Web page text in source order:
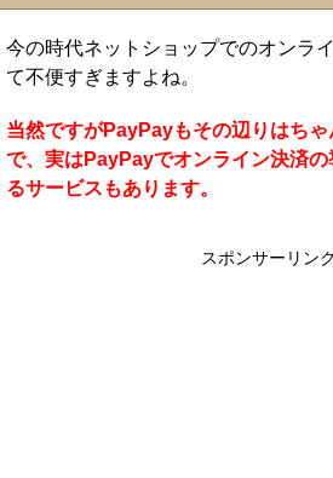
今の時代ネットショップでのオンラ
て不便すぎますよね。
当然ですがPayPayもその辺りはちゃ
で、実はPayPayでオンライン決済
るサービスもあります。
スポンサーリンク